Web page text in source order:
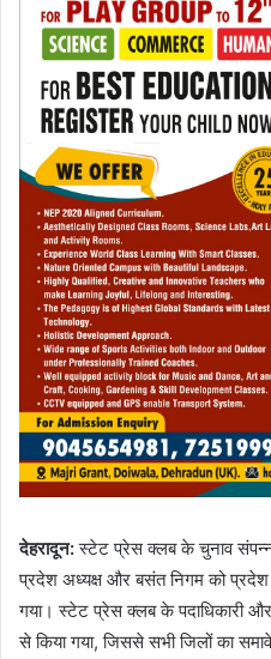
देहरादून:स्टेट प्रेस क्लब के चुनाव संपन्न
प्रदेश अध्यक्ष और बसंत निगम को प्रदेश
गया। स्टेट प्रेस क्लब के पदाधिकारी
से किया गया, जिससे सभी जिलों का